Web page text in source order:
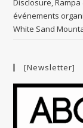
Disclosure,
événements
White Sand
[Newsletter]